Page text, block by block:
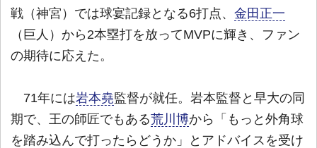
戦（神宮）では球宴記録となる6打点、 金田正一
（巨人）から2本塁打を放ってMVPに輝き、ファン
の期待に応えた。
71年には岩本堯監督が就任。岩本監督と早大の同
期で、王の師匠でもある荒川博から「もっと外角球
を踏み込んで打ったらどうか」とアドバイスを受け